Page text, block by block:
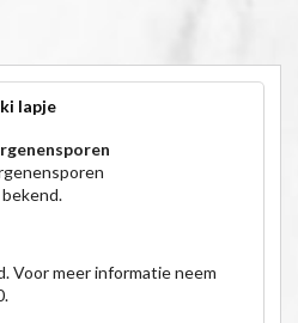
lapje
Voor meer informatie neem